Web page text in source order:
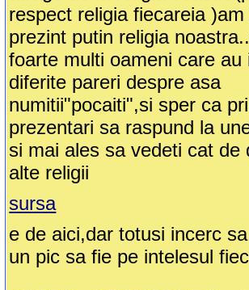
respect religia fiecareia
prezint putin religia
foarte multi oameni care au
diferite pareri despre asa
numitii"pocaiti",si sper ca
prezentari sa raspund la
si mai ales sa vedeti cat de
alte religii
sursa
e de aici,dar totusi incerc
un pic sa fie pe intelesul